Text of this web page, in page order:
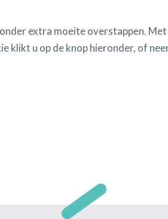
extra moeite overstappen.
klikt u op de knop hieronder, of